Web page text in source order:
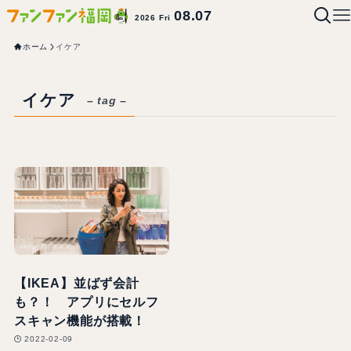
2026 Fri08.07
ホーム イケア
イケア – tag –
【IKEA】並ばず会計
も？！ アプリにセルフ
スキャン機能が搭載！
2022-02-09